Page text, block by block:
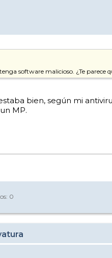
software malicioso. ¿Te parece
bien, según mi
MP.
0